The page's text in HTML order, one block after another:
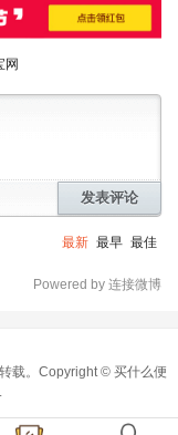
网
发表评论
最新 最早 最佳
Powered by 连接微博
载。Copyright © 买什么便